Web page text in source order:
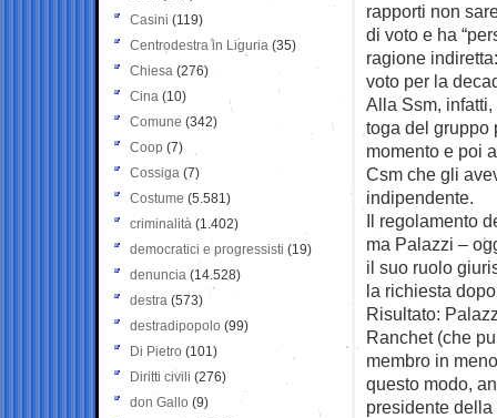
rapporti non
di voto e ha
ragione
voto per la
Alla Ssm,
toga del gruppo
momento e poi
Csm che gli
indipendente.
Il regolamento
ma Palazzi –
il suo ruolo
la richiesta
Risultato:
Ranchet (che
membro in
questo modo,
presidente
Casini (119)
Centrodestra in Liguria (35)
Chiesa (276)
Cina (10)
Comune (342)
Coop (7)
Cossiga (7)
Costume (5.581)
criminalità (1.402)
democratici e progressisti (19)
denuncia (14.528)
destra (573)
destradipopolo (99)
Di Pietro (101)
Diritti civili (276)
don Gallo (9)